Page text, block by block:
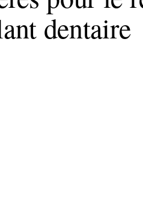
dentaire